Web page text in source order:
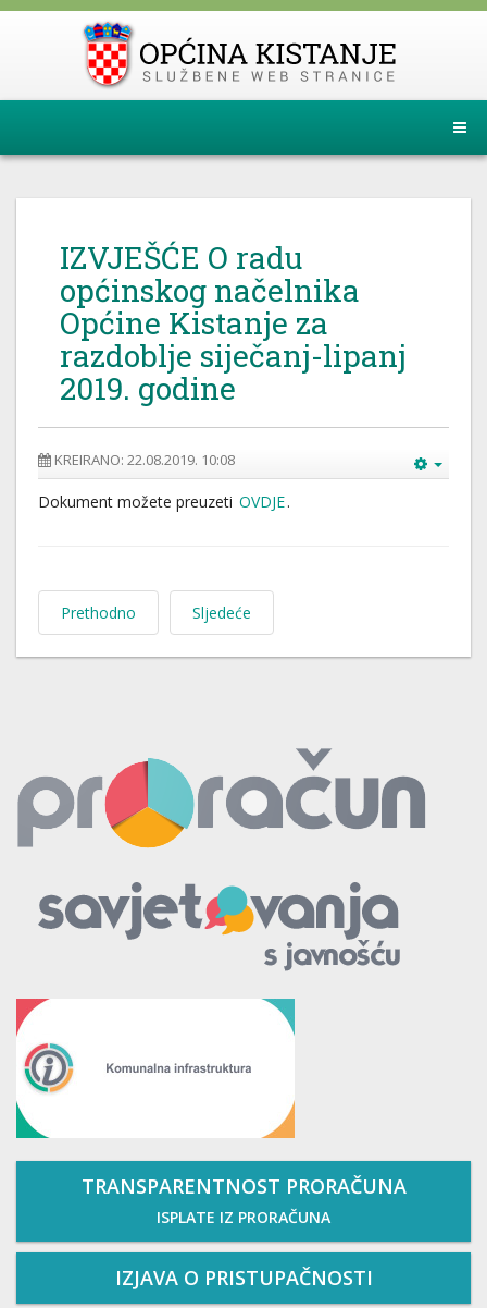
IZVJEŠĆE O radu
općinskog načelnika
Općine Kistanje za
razdoblje siječanj-lipanj
2019. godine
KREIRANO: 22.08.2019. 10:08
Dokument možete preuzeti OVDJE.
Prethodno Sljedeće
TRANSPARENTNOST PRORAČUNA
ISPLATE IZ PRORAČUNA
IZJAVA O PRISTUPAČNOSTI